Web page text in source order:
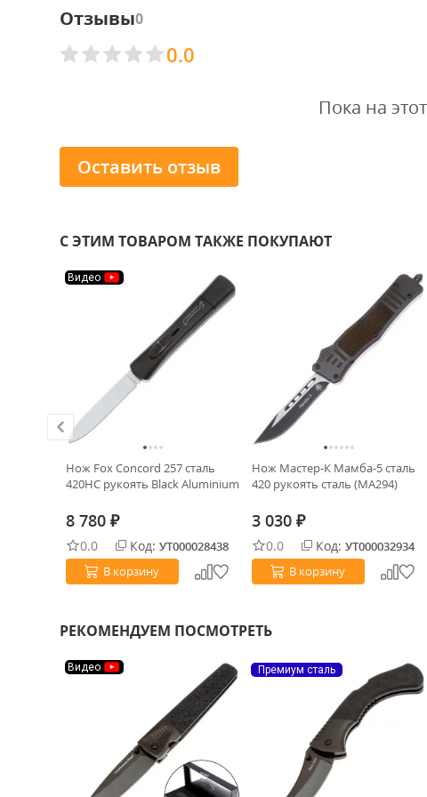
Отзывы0
0.0
Пока на
Оставить отзыв
С ЭТИМ ТОВАРОМ ТАКЖЕ ПОКУПАЮТ
Видео
Нож Fox Concord 257 сталь
420HC рукоять Black Aluminium
8 780 ₽
0.0 Код: УТ000028438
В корзину
Нож Мастер-К Мамба-5 сталь
420 рукоять сталь (MA294)
3 030 ₽
0.0 Код: УТ000032934
В корзину
РЕКОМЕНДУЕМ ПОСМОТРЕТЬ
Видео Премиум сталь